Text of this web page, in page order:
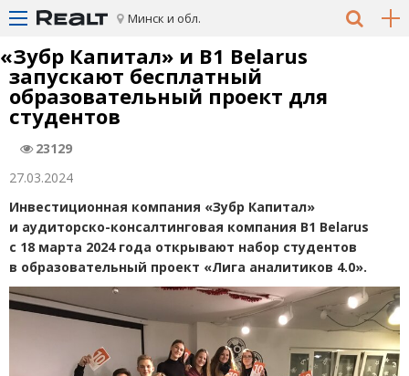
Минск и обл.
«Зубр Капитал» и B1 Belarus
запускают бесплатный
образовательный проект для
студентов
23129
27.03.2024
Инвестиционная компания «Зубр Капитал»
и аудиторско-консалтинговая компания B1 Belarus
с 18 марта 2024 года открывают набор студентов
в образовательный проект «Лига аналитиков 4.0».